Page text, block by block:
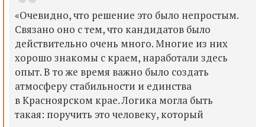
«Очевидно, что решение это было непростым.
Связано оно с тем, что кандидатов было
действительно очень много. Многие из них
хорошо знакомы с краем, наработали здесь
опыт. В то же время важно было создать
атмосферу стабильности и единства
в Красноярском крае. Логика могла быть
такая: поручить это человеку, который